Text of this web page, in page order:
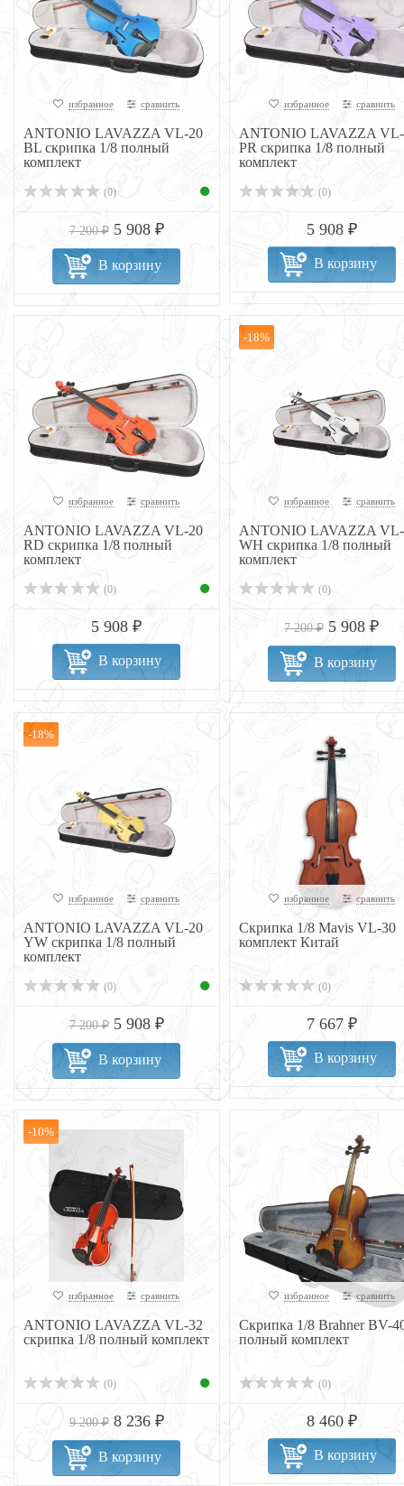
избранное сравнить
ANTONIO LAVAZZA VL-20
BL скрипка 1/8 полный
комплект
(0)
7 200 ₽ 5 908 ₽
В корзину
избранное сравнить
ANTONIO LAVAZZA
PR скрипка 1/8 полный
комплект
(0)
5 908 ₽
В корзину
избранное сравнить
ANTONIO LAVAZZA VL-20
RD скрипка 1/8 полный
комплект
(0)
5 908 ₽
В корзину
-18%
избранное сравнить
ANTONIO LAVAZZA
WH скрипка 1/8 полный
комплект
(0)
7 200 ₽ 5 908 ₽
В корзину
-18%
избранное сравнить
ANTONIO LAVAZZA VL-20
YW скрипка 1/8 полный
комплект
(0)
7 200 ₽ 5 908 ₽
В корзину
избранное сравнить
Скрипка 1/8 Mavis VL-30
комплект Китай
(0)
7 667 ₽
В корзину
-10%
избранное сравнить
ANTONIO LAVAZZA VL-32
скрипка 1/8 полный комплект
(0)
9 200 ₽ 8 236 ₽
В корзину
избранное сравнить
Скрипка 1/8 Brahner BV-
полный комплект
(0)
8 460 ₽
В корзину